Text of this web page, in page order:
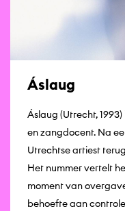
Áslaug
Áslaug (Utrecht,
en zangdocent. Na
Utrechtse artiest terug
Het nummer vertelt
moment van
behoefte aan controle